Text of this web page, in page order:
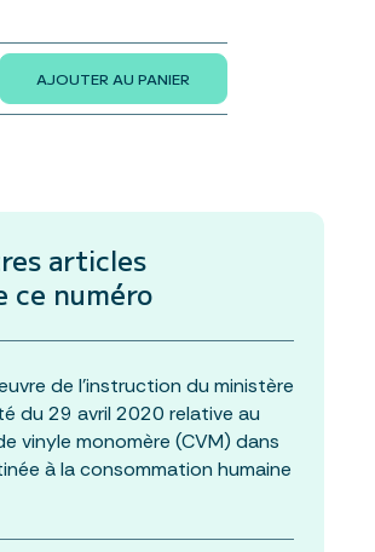
AJOUTER AU PANIER
articles
ce numéro
de l’instruction du ministère
du 29 avril 2020 relative au
vinyle monomère (CVM) dans
à la consommation humaine